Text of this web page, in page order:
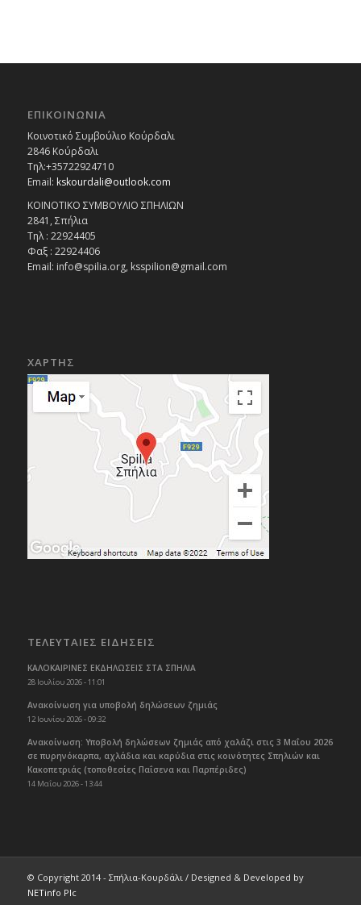
ΕΠΙΚΟΙΝΩΝΙΑ
Κοινοτικό Συμβούλιο Κούρδαλι
2846 Κούρδαλι
Τηλ:+35722924710
Email: kskourdali@outlook.com
ΚΟΙΝΟΤΙΚΟ ΣΥΜΒΟΥΛΙΟ ΣΠΗΛΙΩΝ
2841, Σπήλια
Τηλ : 22924405
Φαξ : 22924406
Email: info@spilia.org, ksspilion@gmail.com
ΧΑΡΤΗΣ
ΤΕΛΕΥΤΑΙΕΣ ΕΙΔΗΣΕΙΣ
ΚΑΛΟΚΑΙΡΙΝΕΣ ΕΚΔΗΛΩΣΕΙΣ ΣΤΑ ΣΠΗΛΙΑ
28 Ιουλίου 2026 - 11:01
Ανακοίνωση για υποβολή δηλώσεων ζημιάς
12 Ιουνίου 2026 - 09:32
Ανακοίνωση: Υποβολή δηλώσεων ζημιάς από χαλάζι στις 3 Μαΐου 2026
σε πυρηνόκαρπα, αχλάδια και καρύδια στις κοινότητες Σπηλιών και
Κακοπετριάς (τοποθεσίες Παΐσενα και Παρπέριδες)
14 Μαΐου 2026 - 13:44
© Copyright 2014 - Σπήλια-Κουρδάλι / Designed & Developed by
NETinfo Plc